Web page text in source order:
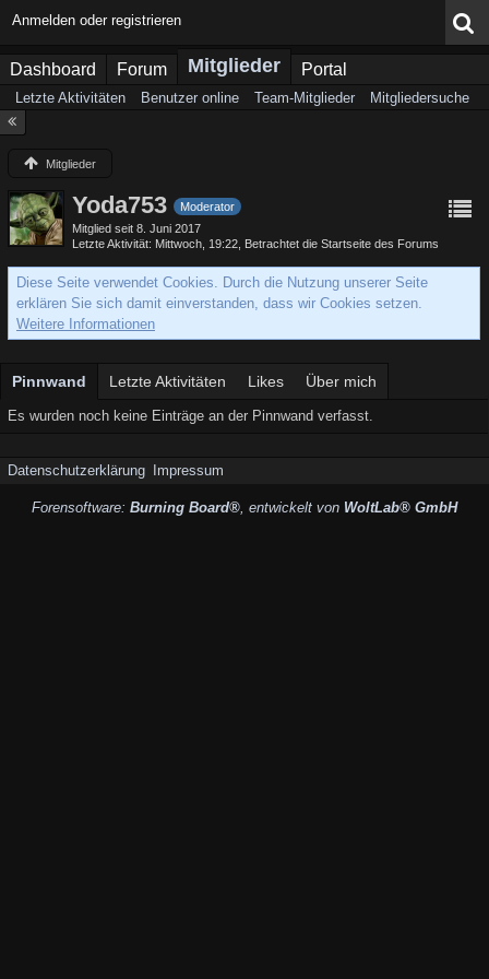
Anmelden oder registrieren
Dashboard Forum Mitglieder Portal
Letzte Aktivitäten Benutzer online Team-Mitglieder Mitgliedersuche
Mitglieder
Yoda753
Moderator
Mitglied seit 8. Juni 2017
Letzte Aktivität Mittwoch, 19:22 , Betrachtet die Startseite des Forums
Diese Seite verwendet Cookies. Durch die Nutzung unserer Seite
erklären Sie sich damit einverstanden, dass wir Cookies setzen.
Weitere Informationen
Pinnwand Letzte Aktivitäten Likes Über mich
Es wurden noch keine Einträge an der Pinnwand verfasst.
Datenschutzerklärung Impressum
Forensoftware: Burning Board®, entwickelt von WoltLab® GmbH